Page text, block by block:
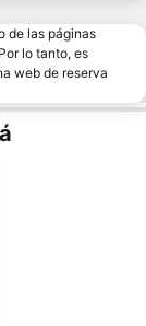
de las páginas
lo tanto, es
web de reserva